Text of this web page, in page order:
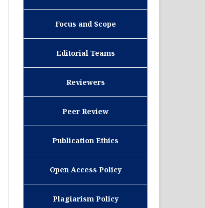
Focus and Scope
Editorial Teams
Reviewers
Peer Review
Publication Ethics
Open Access Policy
Plagiarism Policy